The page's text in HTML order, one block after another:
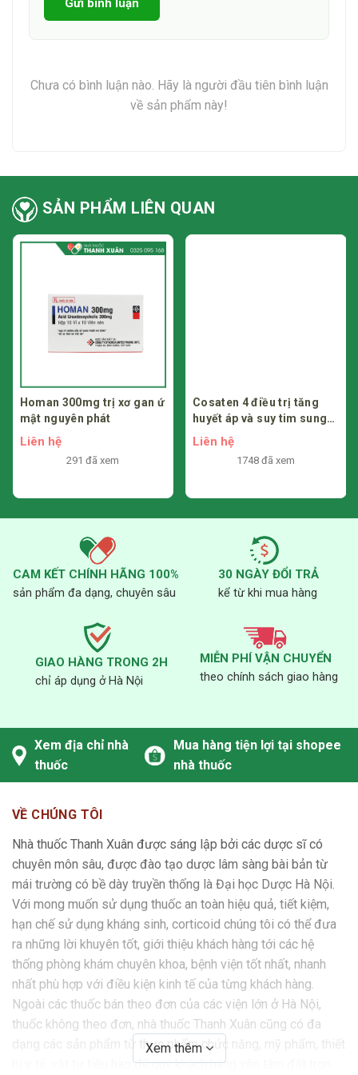
Mọi người nên tìm hiểu thông tin nhà thuốc thật kỹ để tránh
mua phải hàng giả, hàng kém chất lượng, ảnh hưởng đến quá
Nếu mọi người ở khu vực Hà Nội có thể mua thuốc có sẵn ở
nhà thuốc Thanh Xuân 1 - địa chỉ tại Số 1 Nguyễn Chính,
tận tình.
15. Giá bán
giao động tùy thời điểm. Mọi người có thể tham khảo giá tại
các nhà thuốc khác nhau để mua được thuốc đảm bảo chất
lượng và giá thành hợp lý nhất.
người nên đến thăm khám và hỏi ý kiến bác sĩ có kiến thức
chuyên môn để sử dụng an toàn và hiệu quả.”
Gửi bình luận
Chưa có bình luận nào. Hãy là người đầu tiên bình luận
về sản phẩm này!
SẢN PHẨM LIÊN QUAN
Homan 300mg trị xơ gan ứ
mật nguyên phát
Liên hệ
291 đã xem
Cosaten 4 điều trị tăng
huyết áp và suy tim sung
huyết
Liên hệ
1748 đã xem
CAM KẾT CHÍNH HÃNG 100%
sản phẩm đa dạng, chuyên sâu
30 NGÀY ĐỔI TRẢ
kể từ khi mua hàng
GIAO HÀNG TRONG 2H
chỉ áp dụng ở Hà Nội
MIỄN PHÍ VẬN CHUYỂN
theo chính sách giao hàng
Xem địa chỉ nhà
thuốc
Mua hàng tiện lợi tại shopee
nhà thuốc
VỀ CHÚNG TÔI
Nhà thuốc Thanh Xuân được sáng lập bởi các dược sĩ có
chuyên môn sâu, được đào tạo dược lâm sàng bài bản từ
mái trường có bề dày truyền thống là Đại học Dược Hà Nội.
Với mong muốn sử dụng thuốc an toàn hiệu quả, tiết kiệm,
hạn chế sử dụng kháng sinh, corticoid chúng tôi có thể đưa
ra những lời khuyên tốt, giới thiệu khách hàng tới các hệ
thống phòng khám chuyên khoa, bệnh viện tốt nhất, nhanh
nhất phù hợp với điều kiện kinh tế của từng khách hàng.
Ngoài các thuốc bán theo đơn của các viện lớn ở Hà Nội,
thuốc không theo đơn, nhà thuốc Thanh Xuân cũng có đa
dạng các sản phẩm từ thực phẩm chức năng, mỹ phẩm, thiết
bị y tế, vật tư tiêu hao để quý khách hàng yên tâm đặt trọn
Xem thêm